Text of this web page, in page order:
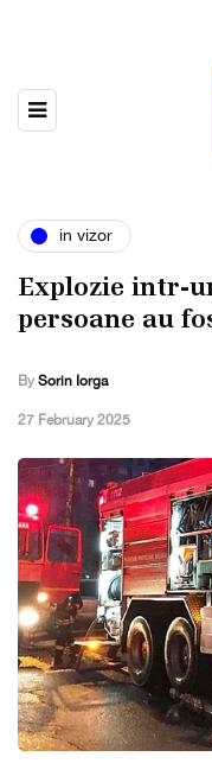
in vizor
Explozie intr-
persoane au
By Sorin Iorga
,27 February 2025